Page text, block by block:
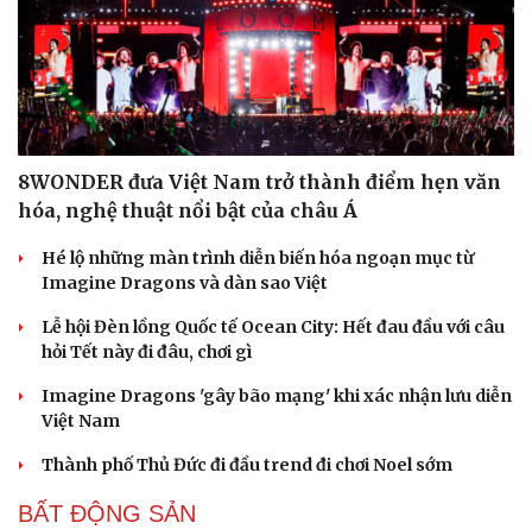
Du lịch
Tư vấn
Săn Tour
check-in
Podcast
Câu chuyện thời sự
Đọc truyện đêm khuya
Kể chuyện cho bé
Hạt giống tâm hồn
8WONDER đưa Việt Nam trở thành điểm hẹn văn
hóa, nghệ thuật nổi bật của châu Á
Hé lộ những màn trình diễn biến hóa ngoạn mục từ
Imagine Dragons và dàn sao Việt
Lễ hội Đèn lồng Quốc tế Ocean City: Hết đau đầu với câu
hỏi Tết này đi đâu, chơi gì
Imagine Dragons 'gây bão mạng' khi xác nhận lưu diễn
Việt Nam
Thành phố Thủ Đức đi đầu trend đi chơi Noel sớm
BẤT ĐỘNG SẢN